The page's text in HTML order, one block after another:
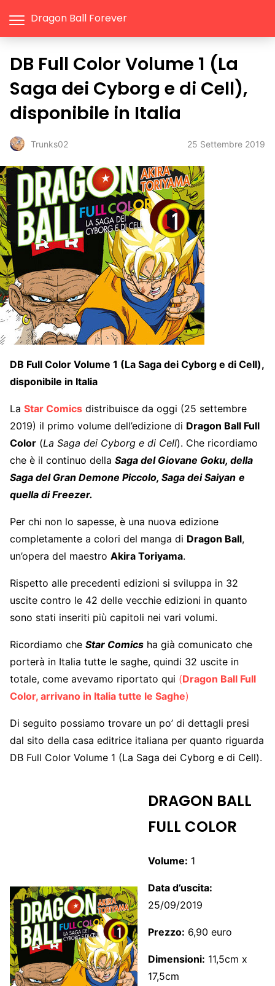
Dragon Ball Forever
DB Full Color Volume 1 (La
Saga dei Cyborg e di Cell),
disponibile in Italia
Trunks02 25 Settembre 2019
DB Full Color Volume 1 (La Saga dei Cyborg e di Cell),
disponibile in Italia
La Star Comics distribuisce da oggi (25 settembre
2019) il primo volume dell’edizione di Dragon Ball Full
Color (La Saga dei Cyborg e di Cell). Che ricordiamo
che è il continuo della Saga del Giovane Goku, della
Saga del Gran Demone Piccolo, Saga dei Saiyan e
quella di Freezer.
Per chi non lo sapesse, è una nuova edizione
completamente a colori del manga di Dragon Ball,
un’opera del maestro Akira Toriyama.
Rispetto alle precedenti edizioni si sviluppa in 32
uscite contro le 42 delle vecchie edizioni in quanto
sono stati inseriti più capitoli nei vari volumi.
Ricordiamo che Star Comics ha già comunicato che
porterà in Italia tutte le saghe, quindi 32 uscite in
totale, come avevamo riportato qui (Dragon Ball Full
Color, arrivano in Italia tutte le Saghe)
Di seguito possiamo trovare un po’ di dettagli presi
dal sito della casa editrice italiana per quanto riguarda
DB Full Color Volume 1 (La Saga dei Cyborg e di Cell).
DRAGON BALL
FULL COLOR
Volume: 1
Data d’uscita:
25/09/2019
Prezzo: 6,90 euro
Dimensioni: 11,5cm x
17,5cm